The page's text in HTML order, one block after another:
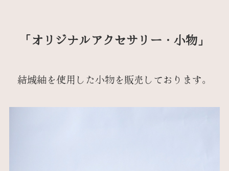
「オリジナルアクセサリー・小物」
結城紬を使用した小物を販売しております。